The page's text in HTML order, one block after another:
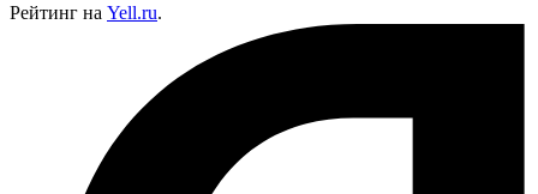
Рейтинг на Yell.ru.